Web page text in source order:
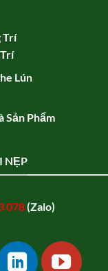
Trí
Lún
Sản Phẩm
NẸP
078(Zalo)